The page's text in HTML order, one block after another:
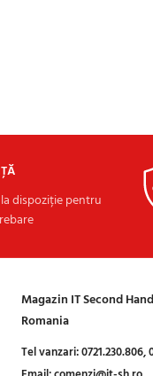
dispoziție pentru
Magazin IT Second
Romania
Tel vanzari:0721.230.806,